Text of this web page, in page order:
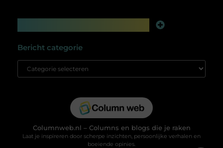
Bericht categorie
Columnweb.nl – Columns en blogs die je raken
Laat je inspireren door scherpe inzichten, persoonlijke verhalen en
boeiende opinies.